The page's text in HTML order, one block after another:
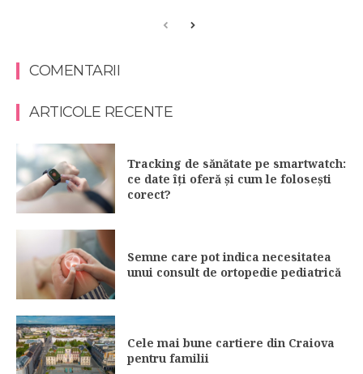
COMENTARII
ARTICOLE RECENTE
Tracking de sănătate pe smartwatch:
ce date îți oferă și cum le folosești
corect?
Semne care pot indica necesitatea
unui consult de ortopedie pediatrică
Cele mai bune cartiere din Craiova
pentru familii